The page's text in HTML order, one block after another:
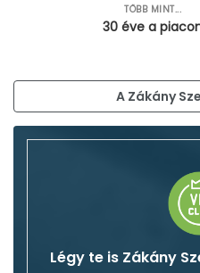
TÖBB MINT...
30 éve a
A Zákány
Légy te is Zákány